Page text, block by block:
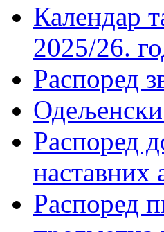
Календар
2025/26.
Распоред
Распоред
наставних
Распоред